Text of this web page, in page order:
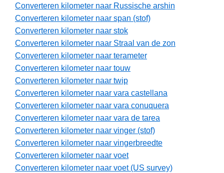
Converteren kilometer naar Russische arshin
Converteren kilometer naar span (stof)
Converteren kilometer naar stok
Converteren kilometer naar Straal van de zon
Converteren kilometer naar terameter
Converteren kilometer naar touw
Converteren kilometer naar twip
Converteren kilometer naar vara castellana
Converteren kilometer naar vara conuquera
Converteren kilometer naar vara de tarea
Converteren kilometer naar vinger (stof)
Converteren kilometer naar vingerbreedte
Converteren kilometer naar voet
Converteren kilometer naar voet (US survey)